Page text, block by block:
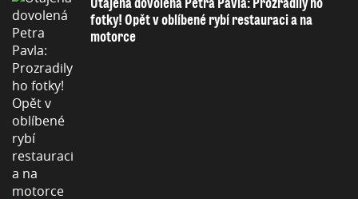
fotky! Opět v oblíbené rybí restauraci a na
motorce